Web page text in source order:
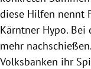
diese Hilfen nennt
Kärntner Hypo.
mehr
Volksbanken ihr